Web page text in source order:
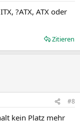
?ATX, ATX oder
Zitieren
#8
kein Platz mehr